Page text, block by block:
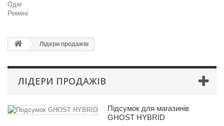
Одяг
Ремені
Лідери продажів
ЛІДЕРИ ПРОДАЖІВ
Підсумок для магазинів
GHOST HYBRID